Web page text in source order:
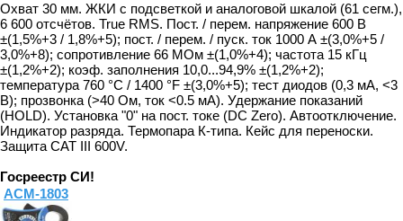
Охват 30 мм. ЖКИ с подсветкой и аналоговой шкалой (61 сегм.),
6 600 отсчётов. True RMS. Пост. / перем. напряжение 600 В
±(1,5%+3 / 1,8%+5); пост. / перем. / пуск. ток 1000 А ±(3,0%+5 /
3,0%+8); сопротивление 66 МОм ±(1,0%+4); частота 15 кГц
±(1,2%+2); коэф. заполнения 10,0...94,9% ±(1,2%+2);
температура 760 °C / 1400 °F ±(3,0%+5); тест диодов (0,3 мА, <3
В); прозвонка (>40 Ом, ток <0.5 мА). Удержание показаний
(HOLD). Установка "0" на пост. токе (DC Zero). Автоотключение.
Индикатор разряда. Термопара К-типа. Кейс для переноски.
Защита CAT III 600V.
Госреестр СИ!
АСМ-1803